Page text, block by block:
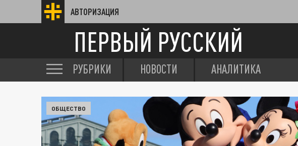
АВТОРИЗАЦИЯ
ПЕРВЫЙ РУССКИЙ
РУБРИКИ НОВОСТИ АНАЛИТИКА
ОБЩЕСТВО